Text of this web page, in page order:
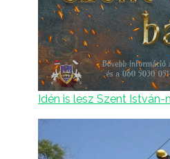
Idén is lesz Szent István-